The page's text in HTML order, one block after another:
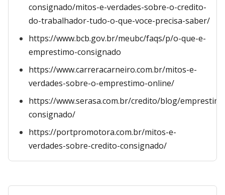
consignado/mitos-e-verdades-sobre-o-credito-
do-trabalhador-tudo-o-que-voce-precisa-saber/
https://www.bcb.gov.br/meubc/faqs/p/o-que-e-
emprestimo-consignado
https://www.carreracarneiro.com.br/mitos-e-
verdades-sobre-o-emprestimo-online/
https://www.serasa.com.br/credito/blog/
consignado/
https://portpromotora.com.br/mitos-e-
verdades-sobre-credito-consignado/